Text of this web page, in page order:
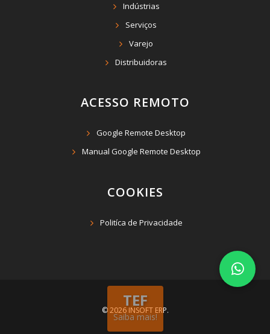
TEF
Saiba mais!
Indústrias
Serviços
Varejo
Distribuidoras
ACESSO REMOTO
Google Remote Desktop
Manual Google Remote Desktop
COOKIES
Politíca de Privacidade
© 2026 INSOFT ERP.